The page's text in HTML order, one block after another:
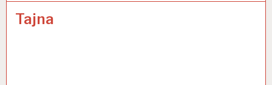
Tajna